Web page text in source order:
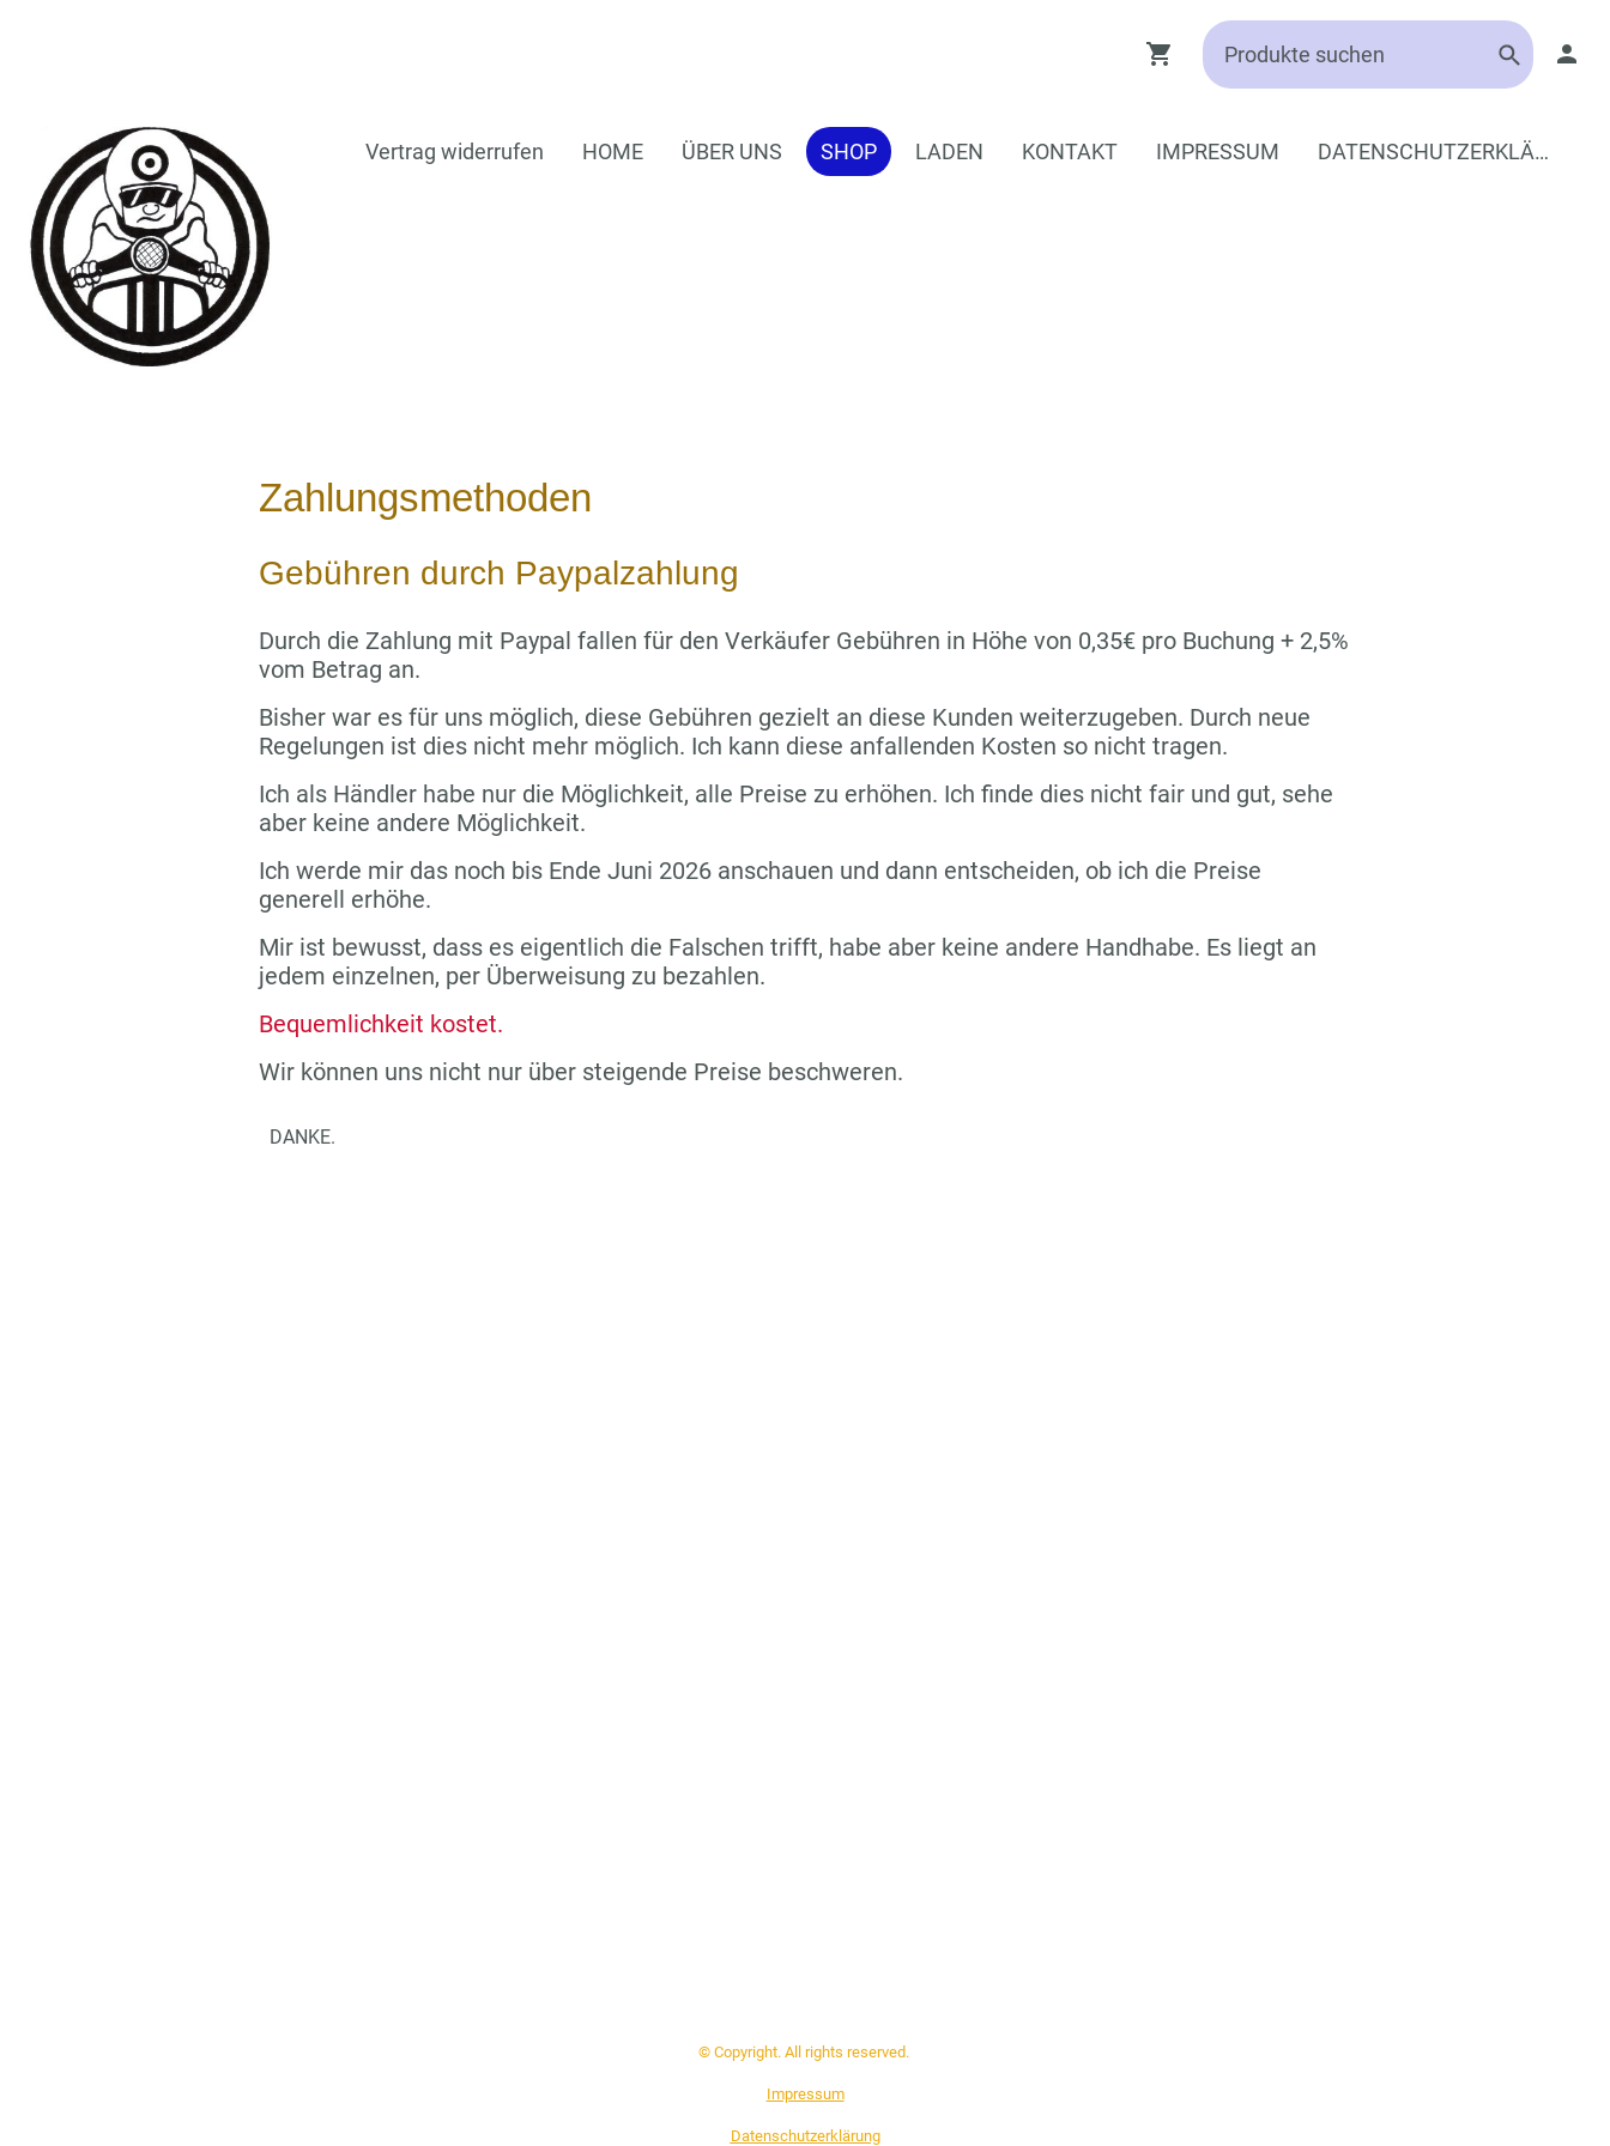
Vertrag widerrufen HOME ÜBER UNS SHOP LADEN KONTAKT IMPRESSUM DATENSCHUTZERKLÄRUNG
Zahlungsmethoden
Gebühren durch Paypalzahlung
Durch die Zahlung mit Paypal fallen für den Verkäufer Gebühren in Höhe von 0,35€ pro Buchung + 2,5%
vom Betrag an.
Bisher war es für uns möglich, diese Gebühren gezielt an diese Kunden weiterzugeben. Durch neue
Regelungen ist dies nicht mehr möglich. Ich kann diese anfallenden Kosten so nicht tragen.
Ich als Händler habe nur die Möglichkeit, alle Preise zu erhöhen. Ich finde dies nicht fair und gut, sehe
aber keine andere Möglichkeit.
Ich werde mir das noch bis Ende Juni 2026 anschauen und dann entscheiden, ob ich die Preise
generell erhöhe.
Mir ist bewusst, dass es eigentlich die Falschen trifft, habe aber keine andere Handhabe. Es liegt an
jedem einzelnen, per Überweisung zu bezahlen.
Bequemlichkeit kostet.
Wir können uns nicht nur über steigende Preise beschweren.
DANKE.
© Copyright. All rights reserved.
Impressum
Datenschutzerklärung